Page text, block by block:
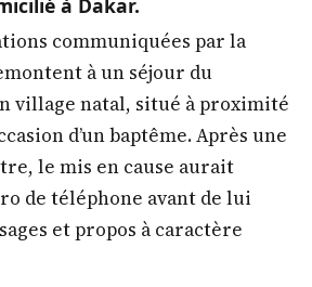
communiquées par la
à un séjour du
village natal, situé à proximité
d’un baptême. Après une
le mis en cause aurait
de téléphone avant de lui
et propos à caractère